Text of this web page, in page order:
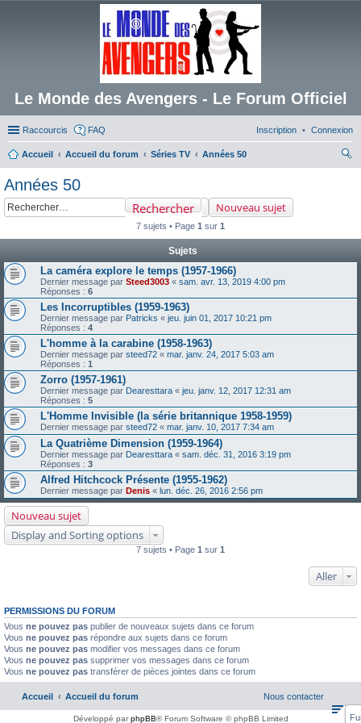
Le Monde des Avengers - Le Forum Officiel
Raccourcis FAQ Connexion
Inscription
Accueil Accueil du forum Séries TV
Années 50
Années 50
Nouveau sujet
Rechercher
7 sujets • Page 1 sur 1
Sujets
La caméra explore le temps (1957-1966)
Dernier message par Steed3003 « sam. avr. 13, 2019 4:00 pm
Réponses : 6
Les Incorruptibles (1959-1963)
Dernier message par Patricks « jeu. juin 01, 2017 10:21 pm
Réponses : 4
L'homme à la carabine (1958-1963)
Dernier message par steed72 « mar. janv. 24, 2017 5:03 am
Réponses : 1
Zorro (1957-1961)
Dernier message par Dearesttara « jeu. janv. 12, 2017 12:31 am
Réponses : 5
L'Homme Invisible (la série britannique 1958-1959)
Dernier message par steed72 « mar. janv. 10, 2017 7:34 am
La Quatrième Dimension (1959-1964)
Dernier message par Dearesttara « sam. déc. 31, 2016 3:19 pm
Réponses : 3
Alfred Hitchcock Présente (1955-1962)
Dernier message par Denis « lun. déc. 26, 2016 2:56 pm
Nouveau sujet
Display and Sorting options
7 sujets • Page 1 sur 1
Aller
PERMISSIONS DU FORUM
Vous ne pouvez pas publier de nouveaux sujets dans ce forum
Vous ne pouvez pas répondre aux sujets dans ce forum
Vous ne pouvez pas modifier vos messages dans ce forum
Vous ne pouvez pas supprimer vos messages dans ce forum
Vous ne pouvez pas transférer de pièces jointes dans ce forum
Accueil Accueil du forum Nous contacter
Développé parphpBB® Forum Software © phpBB Limited